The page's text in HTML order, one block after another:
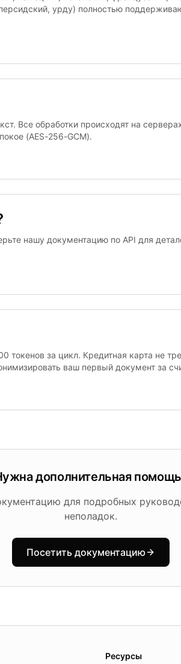
урду) полностью
Все обработки происходят на
(AES-256-GCM).
нашу документацию по API для
токенов за цикл. Кредитная карта не
ваш первый документ за
дополнительная
для подробных
неполадок.
Посетить документацию
Ресурсы